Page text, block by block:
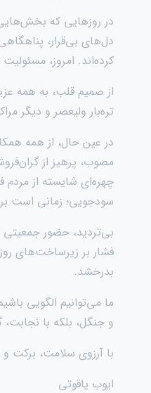
در روزهایی که بخش‌هایی
دل‌های بی‌قرار،
کرده‌اند. امروز،
از صمیم قلب، به همه
تره‌بار ولیعصر و دیگر
در عین حال، از همه
مصوب، پرهیز از
چهره‌ای شایسته از مردم
سودجویی؛ زمانی است
بی‌تردید، حضور جمعیتی
فشار بر زیرساخت‌های
بدرخشد.
ما می‌توانیم الگویی
و جنگل، بلکه با
با آرزوی سلامت، برکت
ایوب یاقوتی